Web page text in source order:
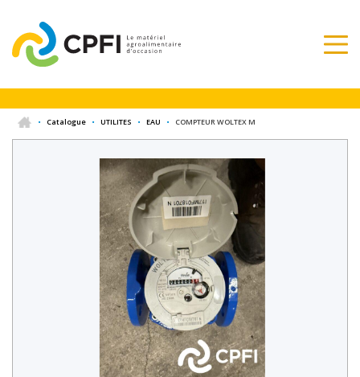
• Catalogue • UTILITES • EAU • COMPTEUR WOLTEX M